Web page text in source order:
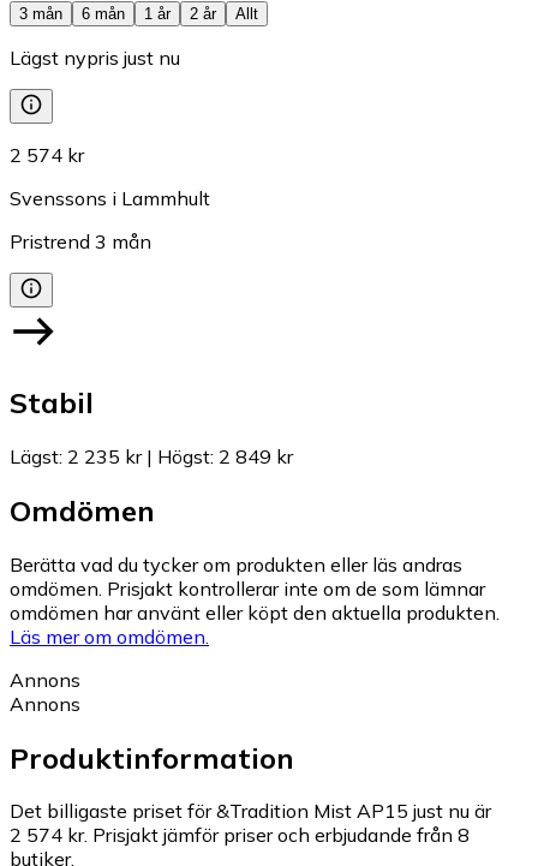
3 mån
6 mån 1 år 2 år Allt
Lägst nypris just nu
2 574 kr
Svenssons i Lammhult
Pristrend 3 mån
Stabil
Lägst: 2 235 kr| Högst: 2 849 kr
Omdömen
Berätta vad du tycker om produkten eller läs andras
omdömen. Prisjakt kontrollerar inte om de som lämnar
omdömen har använt eller köpt den aktuella produkten.
Läs mer om omdömen.
Annons
Annons
Produktinformation
Det billigaste priset för &Tradition Mist AP15 just nu är
2 574 kr. Prisjakt jämför priser och erbjudande från 8
butiker.